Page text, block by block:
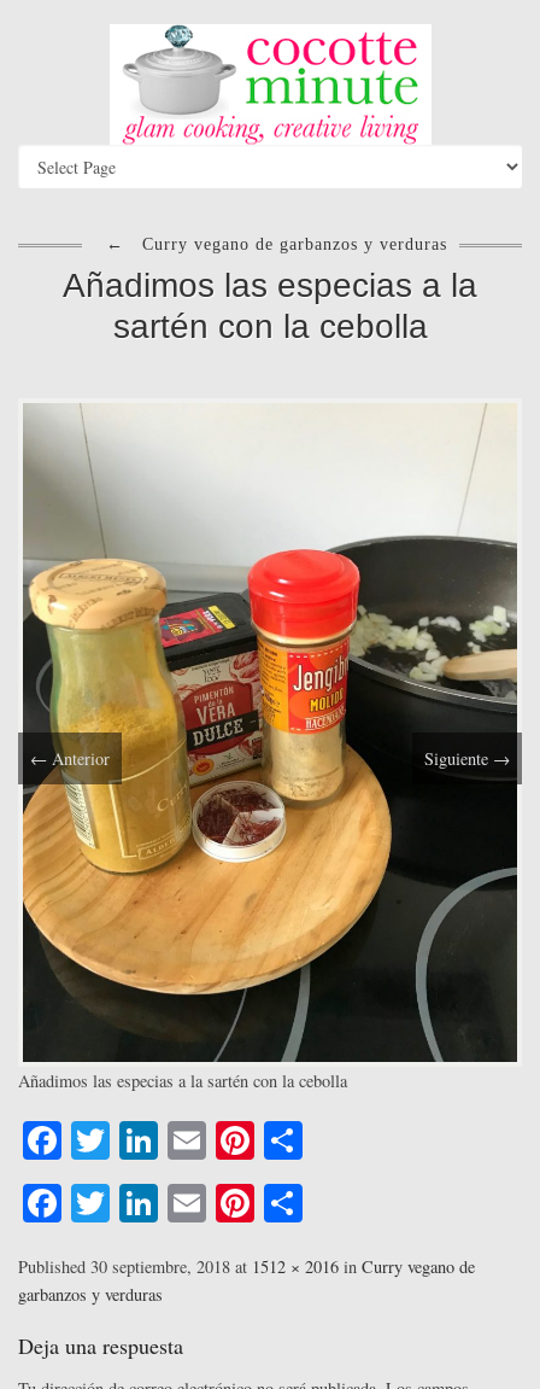
← Curry vegano de garbanzos y verduras
Añadimos las especias a la
sartén con la cebolla
← Anterior Siguiente →
Añadimos las especias a la sartén con la cebolla
Fa
ce
bo
ok
T
wi
tte
r
Li
nk
ed
In
E
m
ail
Pi
nt
er
es pa
Fa
bo
ok
T
tte
r
Li
ed
In
E
ail
Pi
er m
Published 30 septiembre, 2018 at 1512 × 2016 in Curry vegano de
garbanzos y verduras
Deja una respuesta